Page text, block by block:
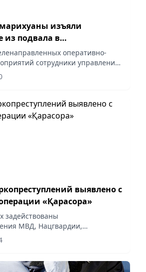
марихуаны изъяли
из подвала в
оперативно-
сотрудники управления
наркопреступности ДП СКО
Петропавловска 36 и 48
выявлено с
«Қарасора»
задействованы
МВД, Нацгвардии,
года активно
летательные